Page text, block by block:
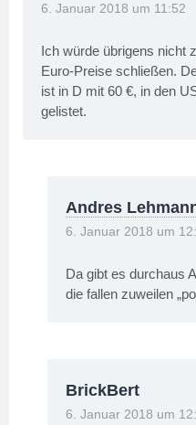
6. Januar 2018 um 11:52
Ich würde übrigens nicht
Euro-Preise schließen.
ist in D mit 60 €, in den
gelistet.
Andres
6. Januar 2018 um
Da gibt es durchaus
die fallen zuweilen
BrickBert
6. Januar 2018 um